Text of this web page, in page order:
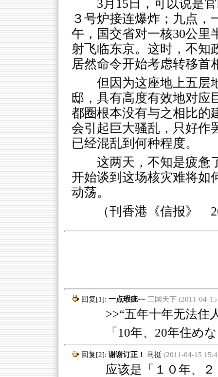
3月15日，可以说是
３号炉接连爆炸；九点
午，国交省对一核30公里
射飞临东京。这时，不知
居然命令开始考虑转移首
但因为这座地上五层
邸，具有高度有效地对应
都圈根本没有与之相比的
会引起巨大骚乱，只好作
已经混乱到何种程度。
这两天，不知是疲惫
开始谈到这场核灾难将如
动荡。
（刊香港《信报》
回复[1]: 一点瑕疵~~ 三国天下 (2011-04-
>>“五年十年无法住
「10年、20年住め
回复[2]: 谢谢订正！ 马挺 (2011-04-15
应该是「１０年、２